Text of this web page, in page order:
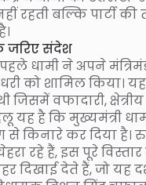
रहती बल्कि पार्टी
जरिए संदेश
धामी ने अपने
को शामिल किया।
जिसमें वफादारी,
यह है कि मुख्यमंत्री
से किनारे कर दिया
रहे हैं, इस पूरे
दिखाई देते हैं, जो